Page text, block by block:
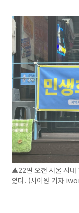
▲22일 오전 서울 시내
있다. (서이원 기자